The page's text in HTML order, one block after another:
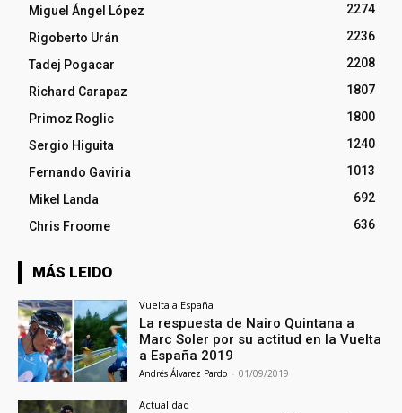
Miguel Ángel López
2274
Rigoberto Urán
2236
Tadej Pogacar
2208
Richard Carapaz
1807
Primoz Roglic
1800
Sergio Higuita
1240
Fernando Gaviria
1013
Mikel Landa
692
Chris Froome
636
MÁS LEIDO
Vuelta a España
La respuesta de Nairo Quintana a
Marc Soler por su actitud en la Vuelta
a España 2019
Andrés Álvarez Pardo - 01/09/2019
Actualidad